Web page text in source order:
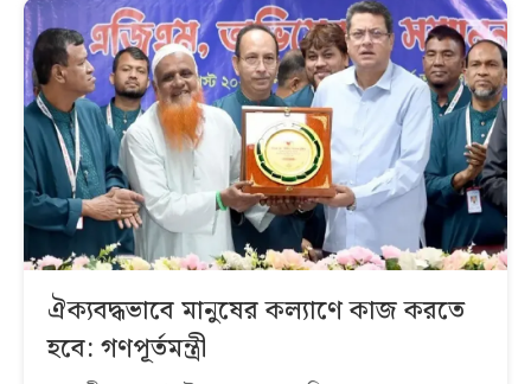
ঐক্যবদ্ধভাবে মানুষের কল্যাণে কাজ করতে
হবে: গণপূর্তমন্ত্রী